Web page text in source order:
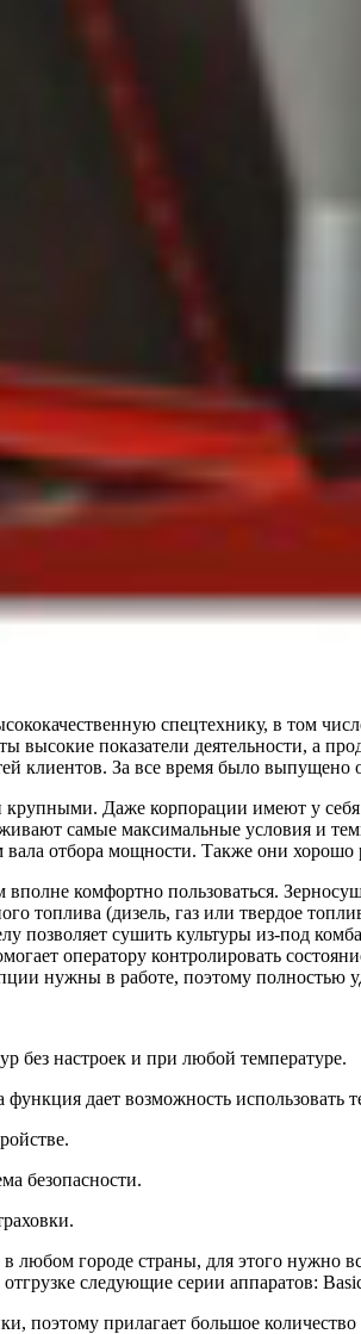
спецтехнику, в том
высокие показатели деятельности, а
клиентов. За все время было выпущено
Даже корпорации имеют у себя
самые максимальные условия и
отбора мощности. Также они хорошо
комфортно пользоваться.
топлива (дизель, газ или твердое
позволяет сушить культуры из-под
оператору контролировать
нужны в работе, поэтому полностью
без настроек и при любой температуре.
дает возможность использовать
безопасности.
городе страны, для этого нужно
следующие серии аппаратов:
поэтому прилагает большое